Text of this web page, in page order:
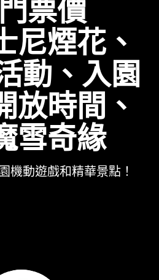
票價
尼煙花、
動、入園
放時間、
雪奇緣
機動遊戲和精華景點！